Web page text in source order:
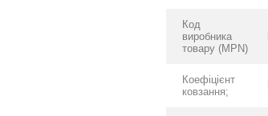
Код
виробника
товару (MPN)
Коефіцієнт
ковзання;